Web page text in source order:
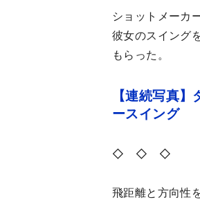
ショットメーカ
彼女のスイング
もらった。
【連続写真
ースイング
◇ ◇ ◇
飛距離と方向性